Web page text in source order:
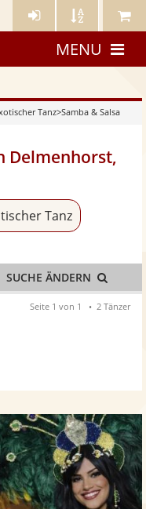
Künstler- Künstler Meine
MENU
Tanz>Samba & Salsa
Delmenhorst,
«Samba & Salsa»
Tanz
SUCHE ÄNDERN
Seite 1 von 1 2 Tänzer